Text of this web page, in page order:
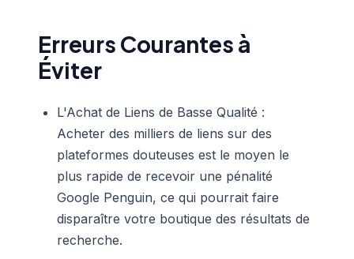
Erreurs Courantes à
Éviter
L'Achat de Liens de Basse Qualité :
Acheter des milliers de liens sur des
plateformes douteuses est le moyen le
plus rapide de recevoir une pénalité
Google Penguin, ce qui pourrait faire
disparaître votre boutique des résultats de
recherche.